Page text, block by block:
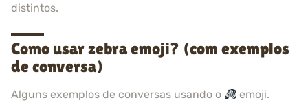
distintos.
Como usar zebra emoji? (com exemplos
de conversa)
Alguns exemplos de conversas usando o emoji.